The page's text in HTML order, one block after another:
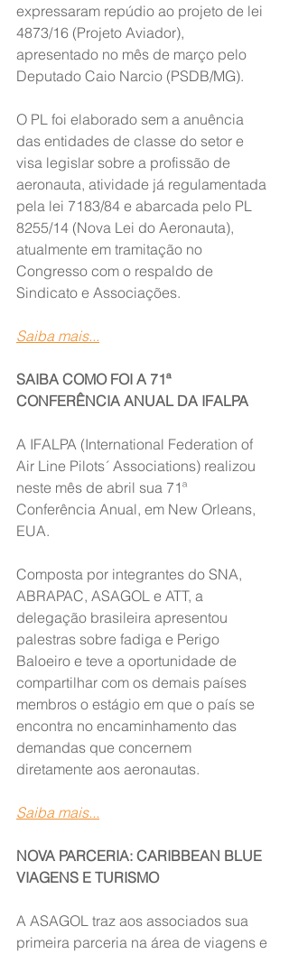
expressaram repúdio ao projeto de lei
4873/16 (Projeto Aviador),
apresentado no mês de março pelo
Deputado Caio Narcio (PSDB/MG).
O PL foi elaborado sem a anuência
das entidades de classe do setor e
visa legislar sobre a profissão de
aeronauta, atividade já regulamentada
pela lei 7183/84 e abarcada pelo PL
8255/14 (Nova Lei do Aeronauta),
atualmente em tramitação no
Congresso com o respaldo de
Sindicato e Associações.
Saiba mais...
SAIBA COMO FOI A 71ª
CONFERÊNCIA ANUAL DA IFALPA
A IFALPA (International Federation of
Air Line Pilots´ Associations) realizou
neste mês de abril sua 71ª
Conferência Anual, em New Orleans,
EUA.
Composta por integrantes do SNA,
ABRAPAC, ASAGOL e ATT, a
delegação brasileira apresentou
palestras sobre fadiga e Perigo
Baloeiro e teve a oportunidade de
compartilhar com os demais países
membros o estágio em que o país se
encontra no encaminhamento das
demandas que concernem
diretamente aos aeronautas.
Saiba mais...
NOVA PARCERIA: CARIBBEAN BLUE
VIAGENS E TURISMO
A ASAGOL traz aos associados sua
primeira parceria na área de viagens e